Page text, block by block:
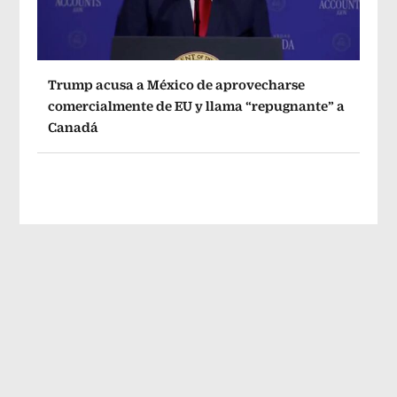
Trump acusa a México de aprovecharse
comercialmente de EU y llama “repugnante” a
Canadá